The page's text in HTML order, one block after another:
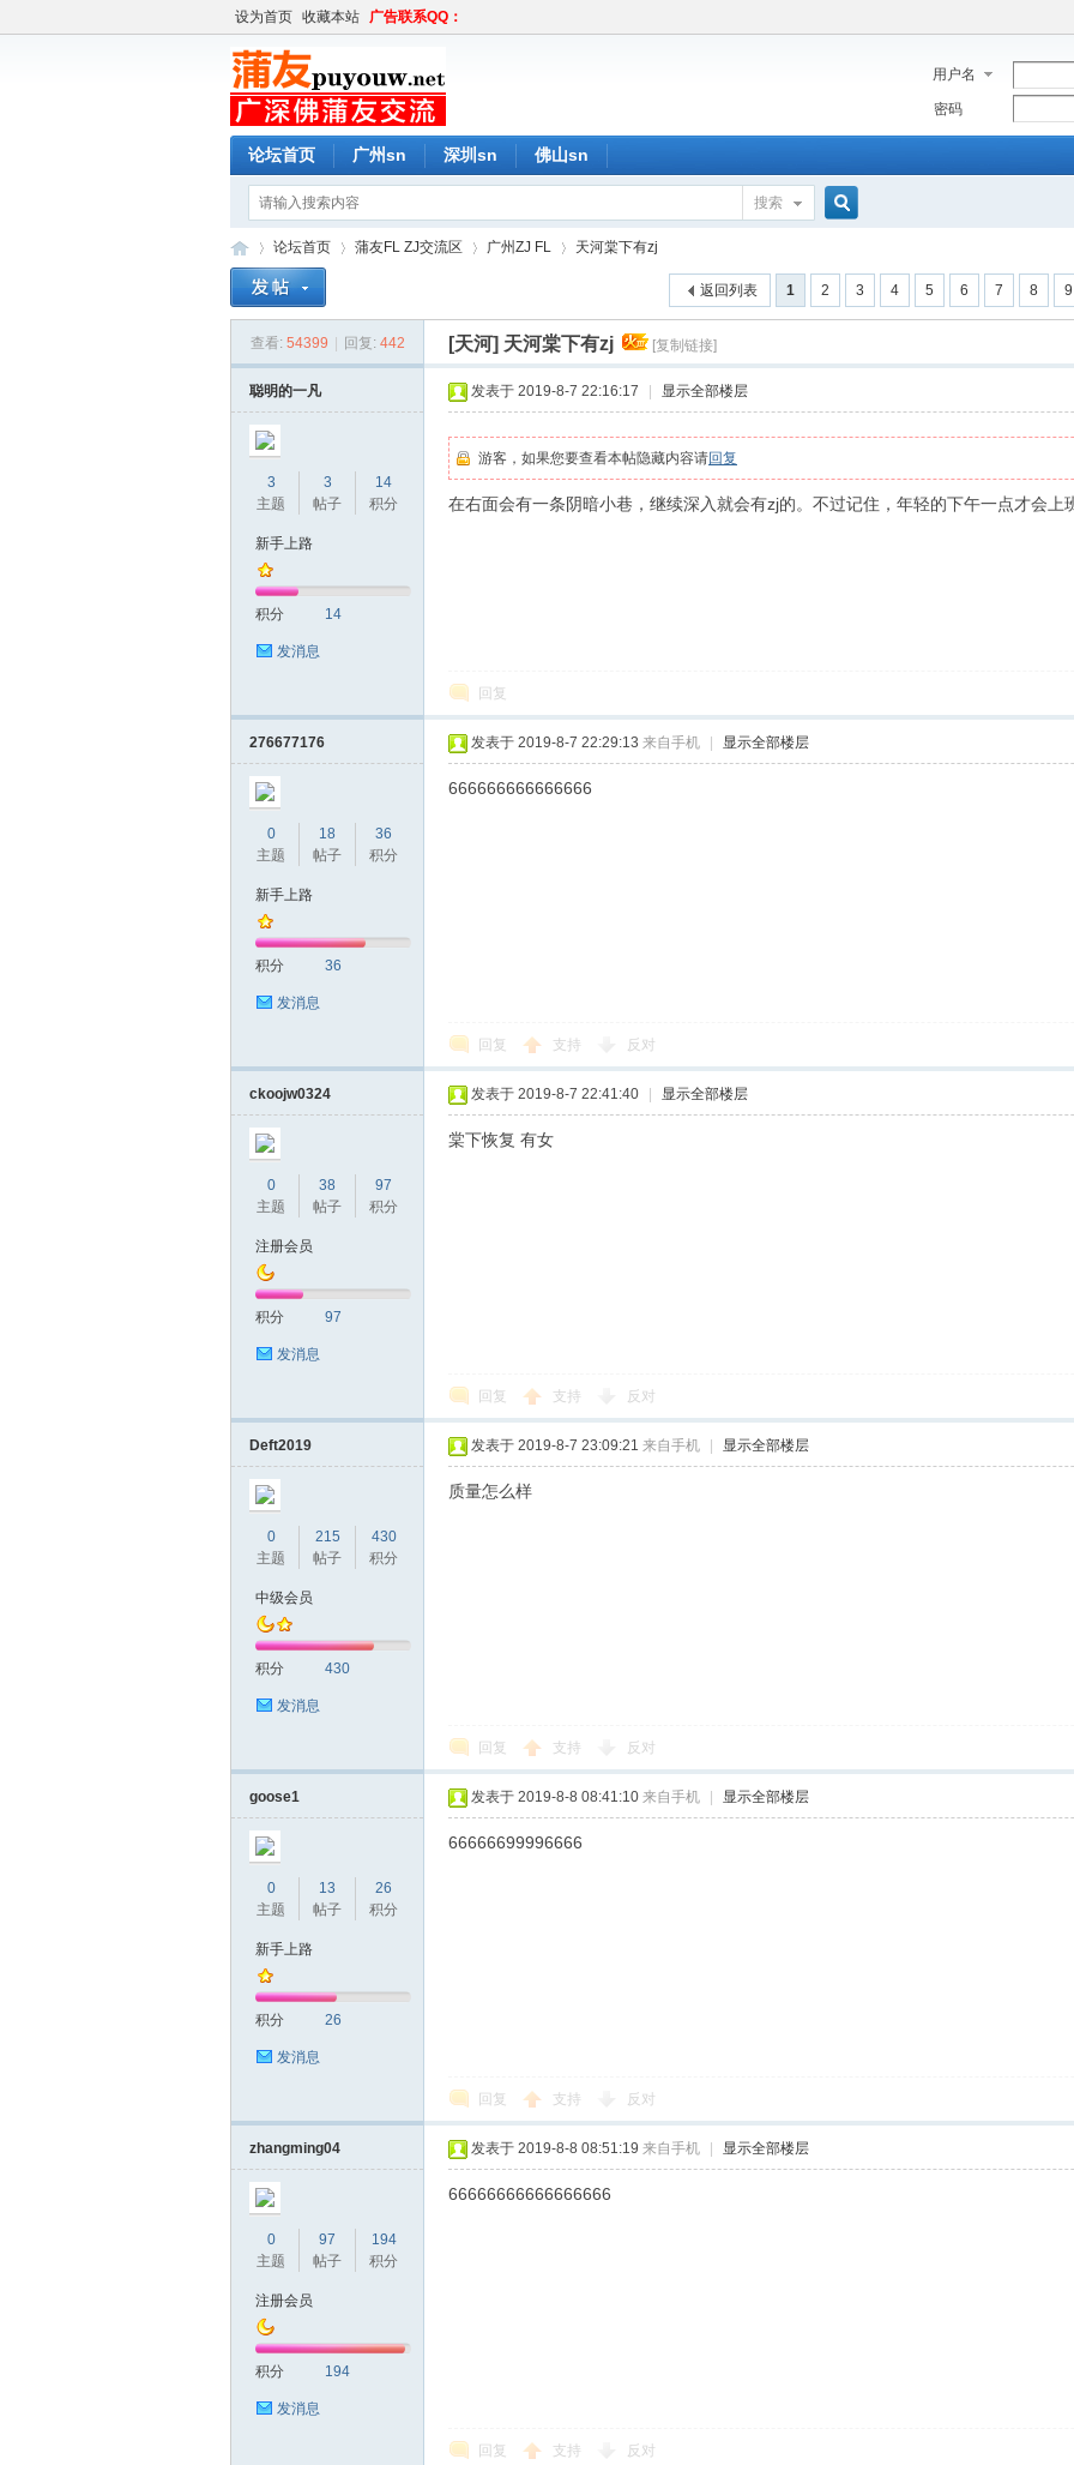
设为首页 收藏本站 广告联系QQ：
用户名
密码
论坛首页 广州sn 深圳sn 佛山sn
搜索
论
»
论坛首页 蒲友FL ZJ交流区
›
广州ZJ FL
›
天河棠下有zj
1 2 3 4 5 6 7 8 9
返回列表
查看: 54399 回复: 442 [天河] 天河棠下有zj [复制链接]
聪明的一凡
3
主题
3
帖子
14
积分
新手上路
积分 14
发消息
发表于 2019-8-7 22:16:17 显示全部楼层
游客，如果您要查看本帖隐藏内容请回复
在右面会有一条阴暗小巷，继续深入就会有zj的。不过记住，年轻的下午一点才会上
回复
276677176
0
主题
18
帖子
36
积分
新手上路
积分 36
发消息
发表于 2019-8-7 22:29:13 来自手机 显示全部楼层
666666666666666
回复 支持 反对
ckoojw0324
0
主题
38
帖子
97
积分
注册会员
积分 97
发消息
发表于 2019-8-7 22:41:40 显示全部楼层
棠下恢复 有女
回复 支持 反对
Deft2019
0
主题
215
帖子
430
积分
中级会员
积分 430
发消息
发表于 2019-8-7 23:09:21 来自手机 显示全部楼层
质量怎么样
回复 支持 反对
goose1
0
主题
13
帖子
26
积分
新手上路
积分 26
发消息
发表于 2019-8-8 08:41:10 来自手机 显示全部楼层
66666699996666
回复 支持 反对
zhangming04
0
主题
97
帖子
194
积分
注册会员
积分 194
发消息
发表于 2019-8-8 08:51:19 来自手机 显示全部楼层
66666666666666666
回复 支持 反对